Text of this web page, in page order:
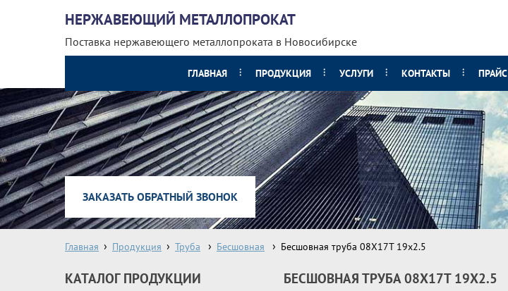
НЕРЖАВЕЮЩИЙ МЕТАЛЛОПРОКАТ
Поставка нержавеющего металлопроката в Новосибирске
ГЛАВНАЯ ПРОДУКЦИЯ УСЛУГИ КОНТАКТЫ ПРАЙС
ЗАКАЗАТЬ ОБРАТНЫЙ ЗВОНОК
Главная Продукция Труба Бесшовная Бесшовная труба 08Х17Т 19х2.5
КАТАЛОГ ПРОДУКЦИИ БЕСШОВНАЯ ТРУБА 08Х17Т 19Х2.5